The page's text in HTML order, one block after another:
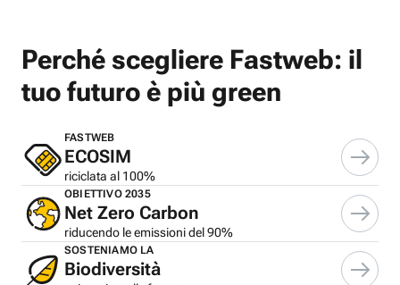
Perché scegliere Fastweb: il
tuo futuro è più green
FASTWEB
ECOSIM
riciclata al 100%
OBIETTIVO 2035
Net Zero Carbon
riducendo le emissioni del 90%
SOSTENIAMO LA
Biodiversità